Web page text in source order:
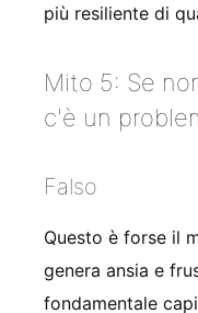
più resiliente di
Mito 5: Se
c'è un
Falso
Questo è forse il
genera ansia e
fondamentale